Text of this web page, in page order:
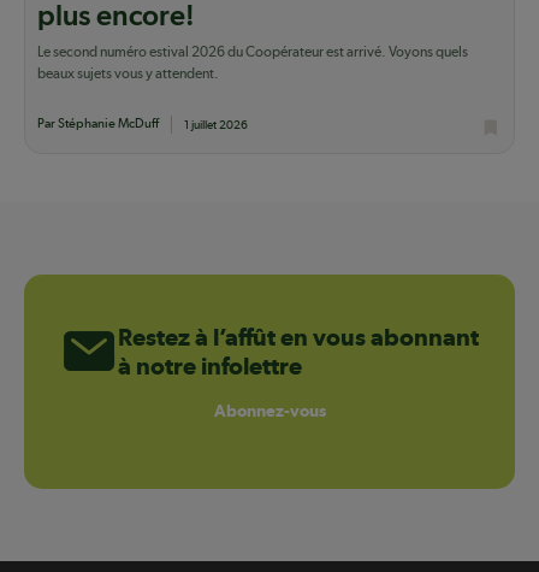
plus encore!
Le second numéro estival 2026 du Coopérateur est arrivé. Voyons quels
beaux sujets vous y attendent.
Par Stéphanie McDuff 1 juillet 2026
Restez à l’affût en vous abonnant
à notre infolettre
Abonnez-vous